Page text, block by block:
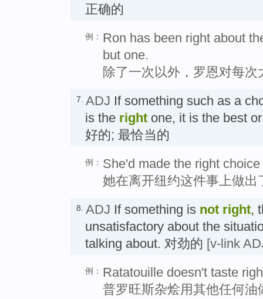
正确的
例： Ron has been right about
but one.
除了一次以外，罗恩对每
7. ADJ If something such as a
is the right one, it is the best
好的; 最恰当的
例： She'd made the right
她在离开纽约这件事上做出
8. ADJ If something is not right,
unsatisfactory about the
talking about. 对劲的 [v-link
例： Ratatouille doesn't taste
普罗旺斯杂烩用其他任何油